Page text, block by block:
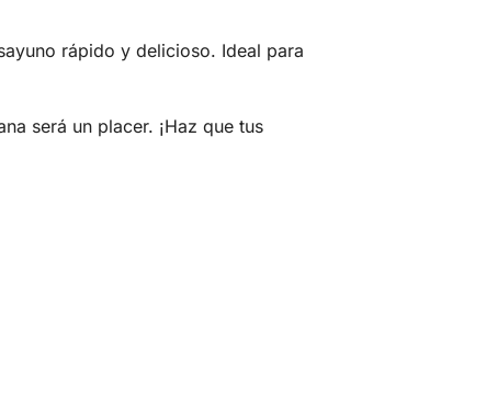
rápido y delicioso. Ideal para
será un placer. ¡Haz que tus